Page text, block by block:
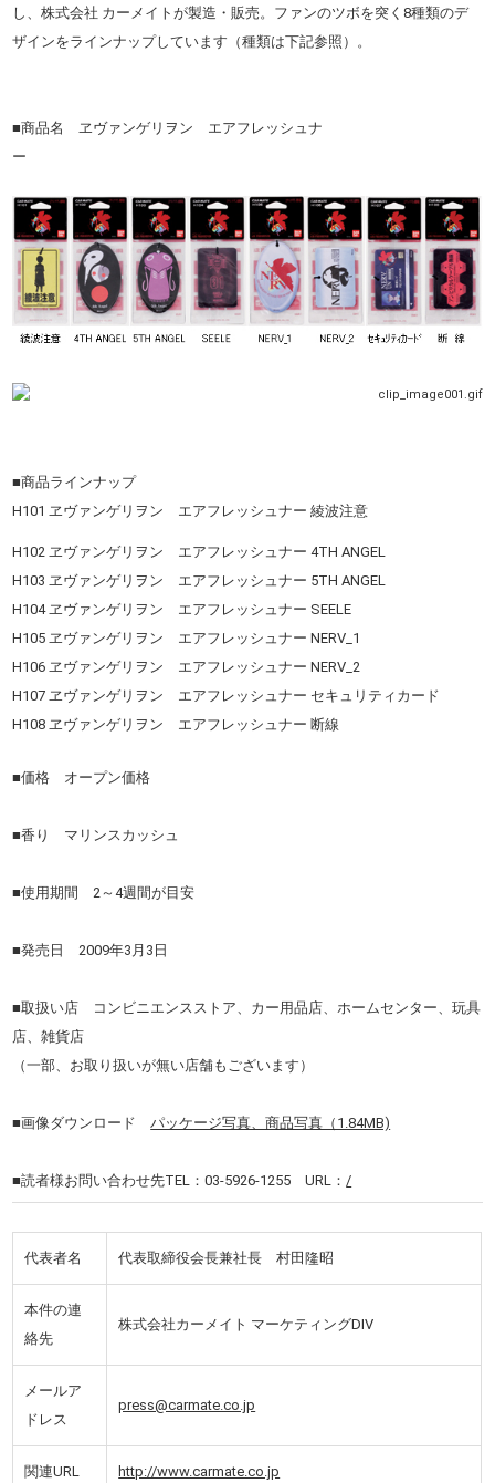
し、株式会社 カーメイトが製造・販売。ファンのツボを突く8種類のデ
ザインをラインナップしています（種類は下記参照）。
■商品名 ヱヴァンゲリヲン エアフレッシュナ
ー
■商品ラインナップ
H101 ヱヴァンゲリヲン エアフレッシュナー 綾波注意
H102 ヱヴァンゲリヲン エアフレッシュナー 4TH ANGEL
H103 ヱヴァンゲリヲン エアフレッシュナー 5TH ANGEL
H104 ヱヴァンゲリヲン エアフレッシュナー SEELE
H105 ヱヴァンゲリヲン エアフレッシュナー NERV_1
H106 ヱヴァンゲリヲン エアフレッシュナー NERV_2
H107 ヱヴァンゲリヲン エアフレッシュナー セキュリティカード
H108 ヱヴァンゲリヲン エアフレッシュナー 断線
■価格 オープン価格
■香り マリンスカッシュ
■使用期間 2～4週間が目安
■発売日 2009年3月3日
■取扱い店 コンビニエンスストア、カー用品店、ホームセンター、玩具
店、雑貨店
（一部、お取り扱いが無い店舗もございます）
■画像ダウンロードパッケージ写真、商品写真（1.84MB)
■読者様お問い合わせ先TEL：03-5926-1255 URL： /
代表者名 代表取締役会長兼社長 村田隆昭
本件の連
絡先
株式会社カーメイト マーケティングDIV
メールア
ドレス
press@carmate.co.jp
関連URL http://www.carmate.co.jp